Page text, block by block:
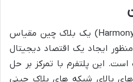
ارز دیجیتال هارمونی وان (Harmony ONE) یک بلاک چین مقیاس
ایجاد یک اقتصاد دیجیتال
است. این پلتفرم با تمرکز بر حل
بالای شبکه های بلاک چینی